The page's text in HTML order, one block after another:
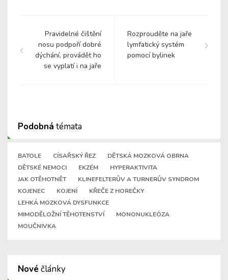
Pravidelné čištění
nosu podpoří dobré
dýchání, provádět ho
se vyplatí i na jaře
Rozprouděte na jaře
lymfatický systém
pomocí bylinek
Podobná témata
BATOLE CÍSAŘSKÝ ŘEZ
DĚTSKÁ MOZKOVÁ OBRNA
DĚTSKÉ NEMOCI
EKZÉM
HYPERAKTIVITA
JAK OTĚHOTNĚT
KLINEFELTERŮV A TURNERŮV SYNDROM
KOJENEC
KOJENÍ
KŘEČE Z HOREČKY
LEHKÁ MOZKOVÁ DYSFUNKCE
MIMODĚLOŽNÍ TĚHOTENSTVÍ
MONONUKLEÓZA
MOUČNIVKA
Nové články